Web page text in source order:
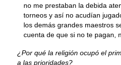
no me prestaban la debida
torneos y así no acudían
los demás grandes maestros
cuenta de que si no te pagan,
¿Por qué la religión ocupó el
a las prioridades?